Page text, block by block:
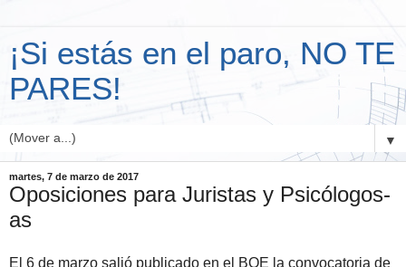
¡Si estás en el paro, NO TE
PARES!
▼
martes, 7 de marzo de 2017
Oposiciones para Juristas y Psicólogos-
as
El 6 de marzo salió publicado en el BOE la convocatoria de